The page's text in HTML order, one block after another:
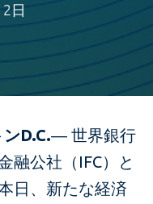
日
ンD.C.― 世界銀行
融公社（ IFC）
と
日、新たな経済